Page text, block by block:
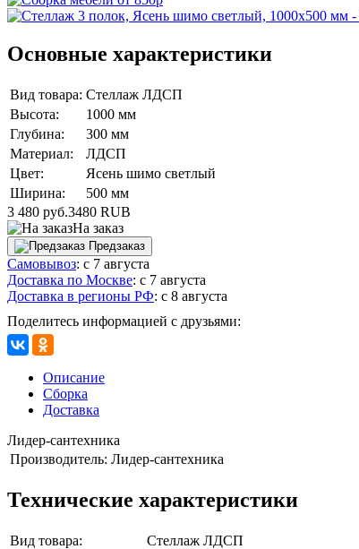
Основные характеристики
Вид товара: Стеллаж ЛДСП
Высота:
1000 мм
Глубина:
300 мм
Материал:
ЛДСП
Цвет:
Ясень шимо светлый
Ширина:
500 мм
3 480 руб.3480 RUB
На заказ
Предзаказ
Самовывоз: с 7 августа
Доставка по Москве: с 7 августа
Доставка в регионы РФ: с 8 августа
Поделитесь информацией с друзьями:
Описание
Сборка
Доставка
Лидер-сантехника
Производитель: Лидер-сантехника
Технические характеристики
Вид товара:
Стеллаж ЛДСП